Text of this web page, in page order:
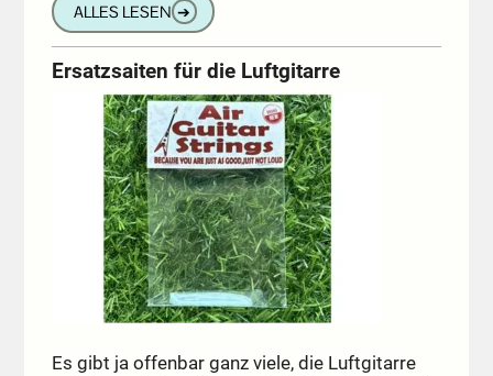
ALLES LESEN ➔
Ersatzsaiten für die Luftgitarre
Es gibt ja offenbar ganz viele, die Luftgitarre